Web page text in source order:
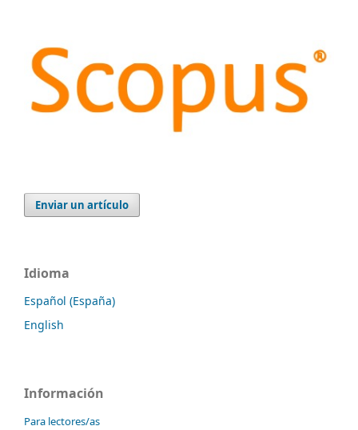
Enviar un artículo
Idioma
Español (España)
English
Información
Para lectores/as